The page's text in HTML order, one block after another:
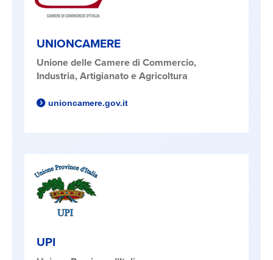
UNIONCAMERE
Unione delle Camere di Commercio,
Industria, Artigianato e Agricoltura
unioncamere.gov.it
UPI